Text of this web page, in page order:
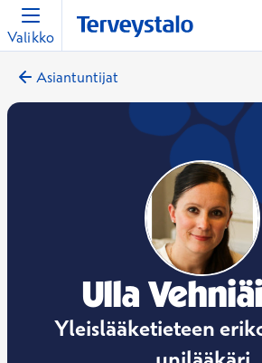
Valikko
Asiantuntijat
Ulla
Yleislääketieteen